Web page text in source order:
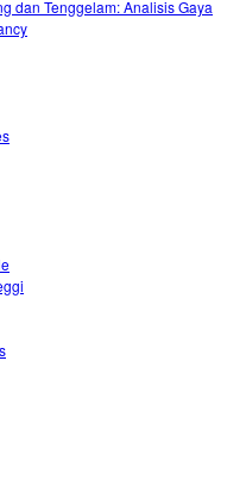
dan Tenggelam: Analisis Gaya